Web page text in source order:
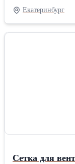
http://pt096.ru или
Екатеринбург
Сетка для